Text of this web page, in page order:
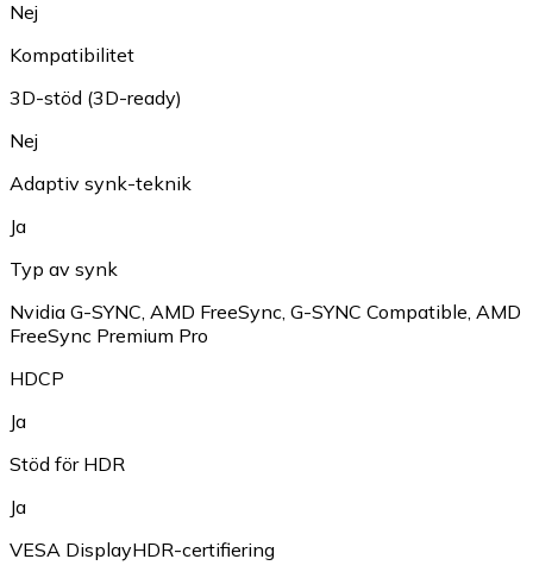
Nej
Kompatibilitet
3D-stöd (3D-ready)
Nej
Adaptiv synk-teknik
Ja
Typ av synk
Nvidia G-SYNC AMD FreeSync G-SYNC Compatible AMD
FreeSync Premium Pro
HDCP
Ja
Stöd för HDR
Ja
VESA DisplayHDR-certifiering